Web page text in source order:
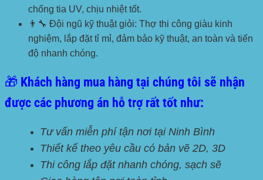
chống tia UV, chịu nhiệt tốt.
👨‍🔧 Đội ngũ kỹ thuật giỏi: Thợ thi công giàu kinh
nghiệm, lắp đặt tỉ mỉ, đảm bảo kỹ thuật, an toàn và tiến
độ nhanh chóng.
🎁 Khách hàng mua hàng tại chúng tôi sẽ nhận
được các phương án hỗ trợ rất tốt như:
Tư vấn miễn phí tận nơi tại Ninh Bình
Thiết kế theo yêu cầu có bản vẽ 2D, 3D
Thi công lắp đặt nhanh chóng, sạch sẽ